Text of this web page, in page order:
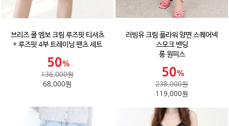
브리즈 쿨 엠보 크림 루즈핏 티셔츠
+ 루즈핏 4부 트레이닝 팬츠 세트
136,000원
68,000원
러빙유 크림 플라워 양면 스퀘어넥
스모크 밴딩
롱 원피스
238,000원
119,000원